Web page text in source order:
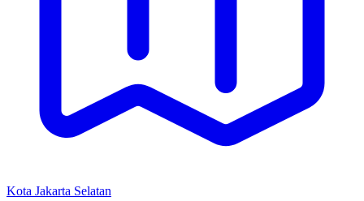
Kota Jakarta Selatan